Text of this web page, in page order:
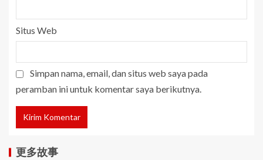
Situs Web
Simpan nama, email, dan situs web saya pada
peramban ini untuk komentar saya berikutnya.
更多故事